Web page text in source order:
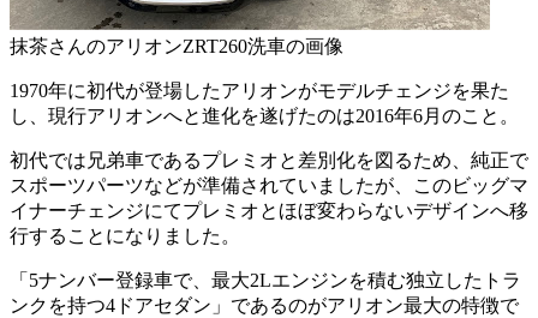
抹茶さんのアリオンZRT260洗車の画像
1970年に初代が登場したアリオンがモデルチェンジを果た
し、現行アリオンへと進化を遂げたのは2016年6月のこと。
初代では兄弟車であるプレミオと差別化を図るため、純正で
スポーツパーツなどが準備されていましたが、このビッグマ
イナーチェンジにてプレミオとほぼ変わらないデザインへ移
行することになりました。
「5ナンバー登録車で、最大2Lエンジンを積む独立したトラ
ンクを持つ4ドアセダン」であるのがアリオン最大の特徴で